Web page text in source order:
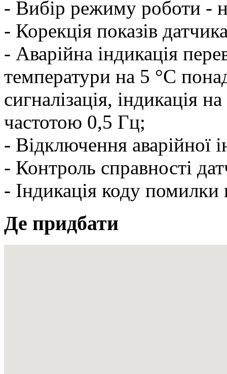
- Вибір режиму роботи -
- Корекція показів
- Аварійна індикація
температури на 5 °С
сигналізація, індикація
частотою 0,5 Гц;
- Відключення аварійної
- Контроль справності
- Індикація коду помилки
Де придбати